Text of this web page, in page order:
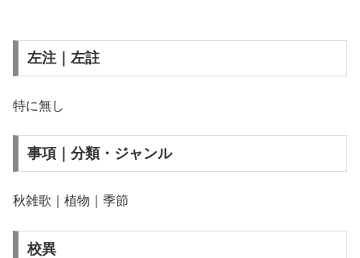
左注｜左註
特に無し
事項｜分類・ジャンル
秋雑歌｜植物｜季節
校異